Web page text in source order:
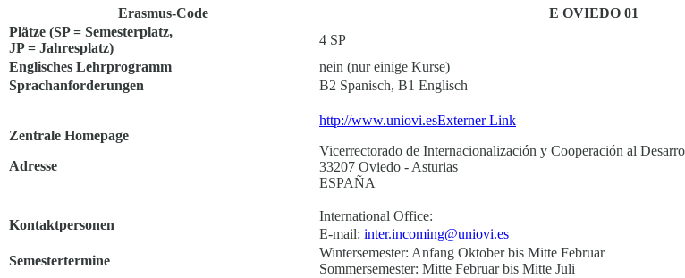
Erasmus-Code
E OVIEDO 01
Plätze (SP = Semesterplatz,
JP = Jahresplatz)
4 SP
Englisches Lehrprogramm
nein (nur einige Kurse)
Sprachanforderungen
B2 Spanisch, B1 Englisch
Zentrale Homepage
Adresse
http://www.uniovi.esExterner Link
Vicerrectorado de Internacionalización y Cooperación al
33207 Oviedo - Asturias
ESPAÑA
Kontaktpersonen
International Office:
E-mail: inter.incoming@uniovi.es
Semestertermine
Wintersemester: Anfang Oktober bis Mitte Februar
Sommersemester: Mitte Februar bis Mitte Juli